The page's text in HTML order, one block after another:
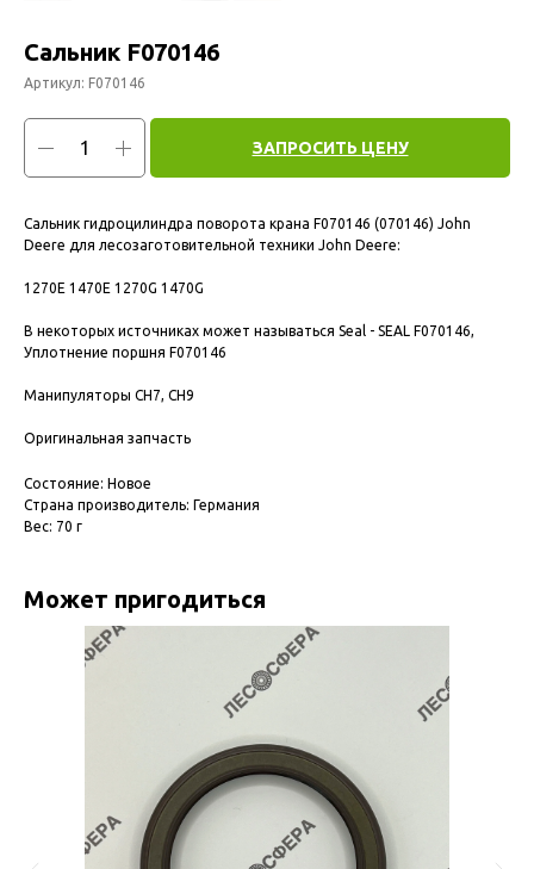
Сальник F070146
Артикул: F070146
ЗАПРОСИТЬ ЦЕНУ
Сальник гидроцилиндра поворота крана F070146 (070146) John
Deere для лесозаготовительной техники John Deere:
1270E 1470E 1270G 1470G
В некоторых источниках может называться Seal - SEAL F070146,
Уплотнение поршня F070146
Манипуляторы CH7, CH9
Оригинальная запчасть
Состояние: Новое
Страна производитель: Германия
Вес: 70 г
Может пригодиться